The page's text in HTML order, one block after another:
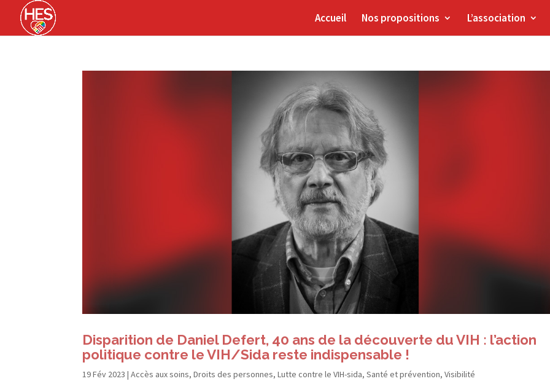
Accueil Nos propositions L’association
Disparition de Daniel Defert, 40 ans de la découverte du VIH : l’action
politique contre le VIH/​Sida reste indispensable !
19 Fév 2023 |Accès aux soins,Droits des personnes,Lutte contre le VIH-sida,Santé et prévention,Visibilité